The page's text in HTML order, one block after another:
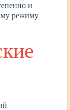
и
режиму